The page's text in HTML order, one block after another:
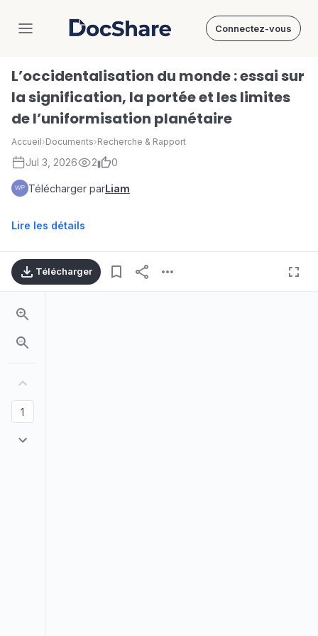
DocShare Connectez-vous
L’occidentalisation du monde : essai sur
la signification, la portée et les limites
de l’uniformisation planétaire
Accueil›Documents›Recherche & Rapport
Jul 3, 2026 2 0
Télécharger parLiam
Lire les détails
Télécharger